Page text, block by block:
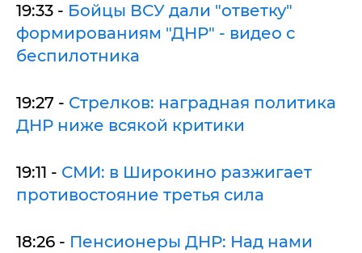
19:33 - Бойцы ВСУ дали "ответку"
формированиям "ДНР" - видео с
беспилотника
19:27 - Стрелков: наградная политика
ДНР ниже всякой критики
19:11 - СМИ: в Широкино разжигает
противостояние третья сила
18:26 - Пенсионеры ДНР: Над нами